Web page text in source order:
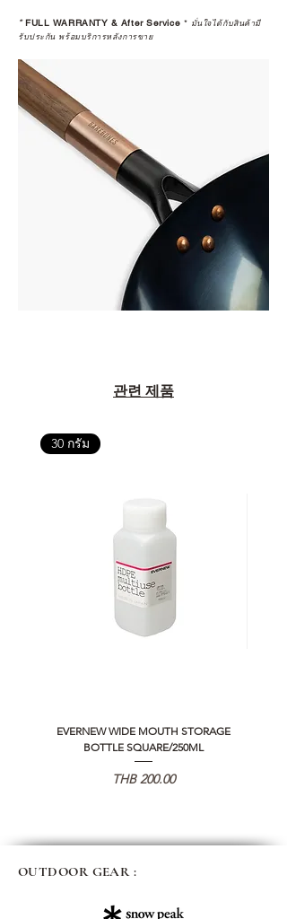
*FULL WARRANTY & After Service * มั่นใจได้กับสินค้ามี
รับประกัน พร้อมบริการหลังการขาย
관련 제품
30 กรัม
EVERNEW WIDE MOUTH STORAGE
BOTTLE SQUARE/250ML
가격
THB 200.00
OUTDOOR GEAR :